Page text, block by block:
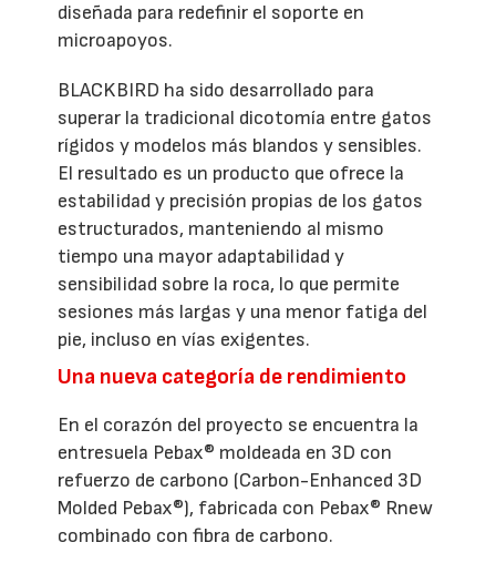
diseñada para redefinir el soporte en
microapoyos.
BLACKBIRD ha sido desarrollado para
superar la tradicional dicotomía entre gatos
rígidos y modelos más blandos y sensibles.
El resultado es un producto que ofrece la
estabilidad y precisión propias de los gatos
estructurados, manteniendo al mismo
tiempo una mayor adaptabilidad y
sensibilidad sobre la roca, lo que permite
sesiones más largas y una menor fatiga del
pie, incluso en vías exigentes.
Una nueva categoría de rendimiento
En el corazón del proyecto se encuentra la
entresuela Pebax® moldeada en 3D con
refuerzo de carbono (Carbon-Enhanced 3D
Molded Pebax®), fabricada con Pebax® Rnew
combinado con fibra de carbono.